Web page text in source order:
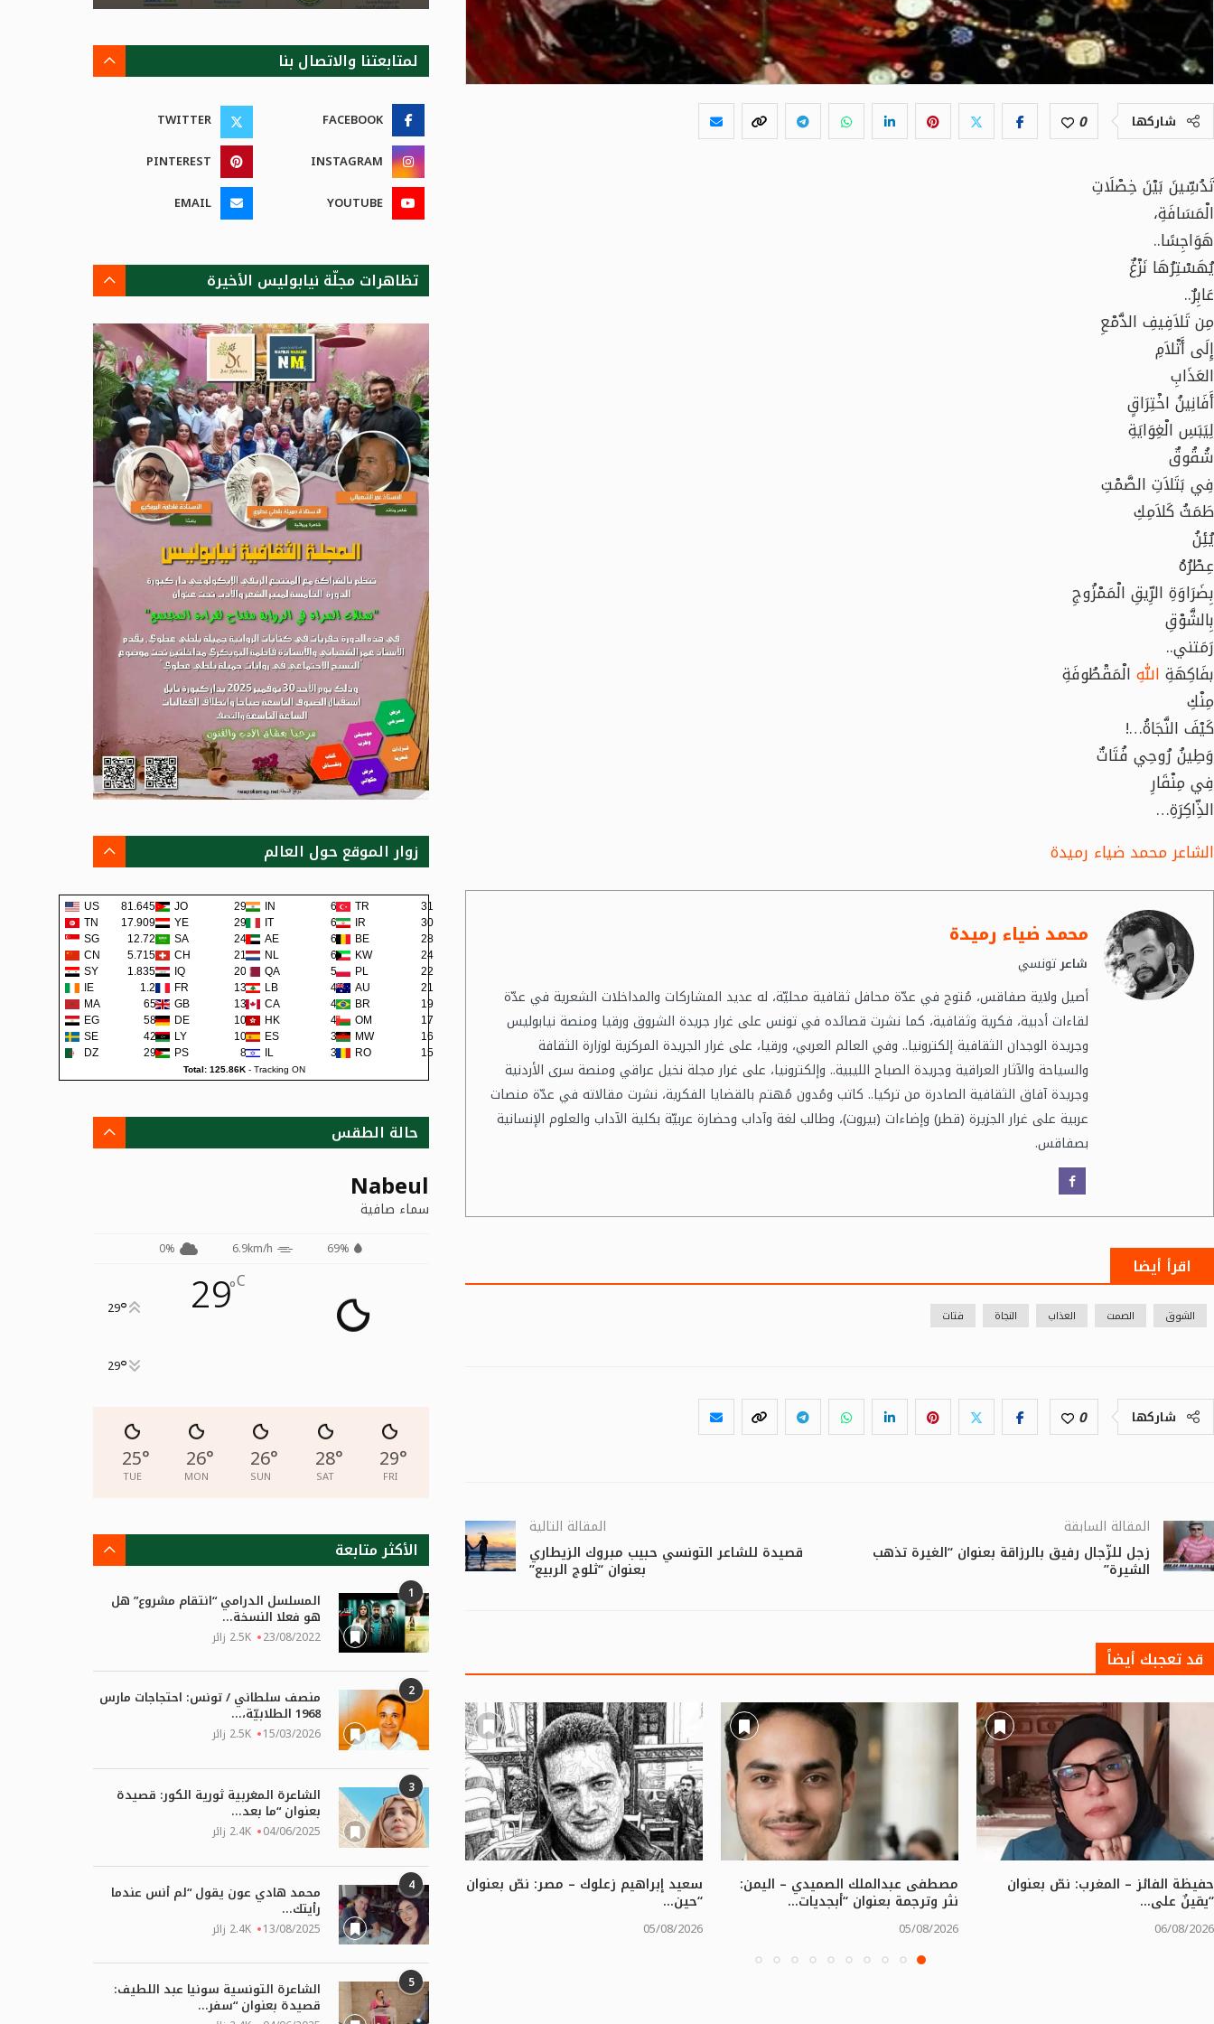
شاركها 0
تَدُسِّينَ بَيْنَ خِصْلَاتِ
الْمَسَافَةِ،
هَوَاجِسًا..
يُهَسْتِرُهَا نَزْغٌ
عَابِرٌ..
مِن تَلاَفِيفِ الدَّمْعِ
إِلَى أَتْلاَمِ
العَذَابِ
أَفَانِينُ اخْتِرَاقٍ
لِيَبَسِ الْغِوَايَةِ
شُقُوقٌ
فِي بَتَلاَتِ الصَّمْتِ
طَمَثُ كَلاَمِكِ
يُئِنُ
عِطْرُهُ
بِضَرَاوَةِ الرِّيقِ الْمَمْزُوجِ
بِالشَّوْقِ
رَمَتني..
بفَاكِهَةِ اللّٰهِ الْمَقْطُوفَةِ
مِنْكِ
كَيْفَ النَّجَاةُ…!
وَطِينُ رُوحِي فُتَاتٌ
فِي مِنْقَارِ
الذِّاكِرَةِ…
الشاعر محمد ضياء رميدة
محمد ضياء رميدة
شاعرتونسي
أصيل ولاية صفاقس، مُتوج في عدّة محافل ثقافية محليّة، له عديد المشاركات والمداخلات الشعرية في عدّة
لقاءات أدبية، فكرية وثقافية، كما نشرت قصائده في تونس على غرار جريدة الشروق ورقيا ومنصة نيابوليس
وجريدة الوجدان الثقافية إلكترونيا.. وفي العالم العربي، ورقيا، على غرار الجريدة المركزية لوزارة الثقافة
والسياحة والآثار العراقية وجريدة الصباح الليبية.. وإلكترونيا، على غرار مجلة نخيل عراقي ومنصة سرى الأردنية
وجريدة آفاق الثقافية الصادرة من تركيا.. كاتب ومُدون مُهتم بالقضايا الفكرية، نشرت مقالاته في عدّة منصات
عربية على غرار الجزيرة (قطر) وإضاءات (بيروت)، وطالب لغة وآداب وحضارة عربيّة بكلية الآداب والعلوم الإنسانية
بصفاقس.
اقرأ أيضا
الشوق الصمت العذاب النجاة فتات
شاركها 0
المقالة السابقة
زجل للزّجال رفيق بالرزاقة بعنوان “الغيرة تذهب
الشيرة”
المقالة التالية
قصيدة للشاعر التونسي حبيب مبروك الزيطاري
بعنوان “ثلوج الربيع”
قد تعجبك أيضاً
حفيظة الفائز – المغرب: نصّ بعنوان
“يقينٌ على...
06/08/2026
مصطفى عبدالملك الصميدي – اليمن:
نثر وترجمة بعنوان “أبجديات...
05/08/2026
سعيد إبراهيم زعلوك – مصر: نصّ بعنوان
“حين...
05/08/2026
ثورية الكور – المغرب: نصّ بعنوان “على
حافة...
03/08/2026
زينب شاكر – المغرب: نصّ بعنوان
“كتبتك”
لمتابعتنا والاتصال بنا
FACEBOOK
TWITTER
INSTAGRAM
PINTEREST
YOUTUBE
EMAIL
تظاهرات مجلّة نيابوليس الأخيرة
زوار الموقع حول العالم
US 81.645K JO 292 IN 67 TR
31
TN
17.909K YE 290 IT 62 IR
30
SG
12.72K SA 242 AE 62 BE
28
CN
5.715K CH 219 NL 60 KW
24
SY
1.835K IQ 200 QA 57 PL
22
IE
1.2K FR 138 LB 48 AU
21
MA
659 GB 131 CA 45 BR
19
EG
581 DE 108 HK 42 OM
17
SE
422 LY 105 ES 38 MW
16
DZ
295 PS 80 IL 36 RO 15
Total: 125.86K- Tracking ON
حالة الطقس
Nabeul
سماء صافية
69%
6.9km/h
0%
29°C
29°
29°
29°
FRI
28°
SAT
26°
SUN
26°
MON
25°
TUE
الأكثر متابعة
1 المسلسل الدرامي “انتقام مشروع” هل
هو فعلا النسخة...
23/08/2022 2.5K زائر
2 منصف سلطاني / تونس: احتجاجات مارس
1968 الطلابيّة،...
15/03/2026 2.5K زائر
3 الشاعرة المغربية ثورية الكور: قصيدة
بعنوان “ما بعد...
04/06/2025 2.4K زائر
4 محمد هادي عون يقول “لم أنس عندما
رأيتك...
13/08/2025 2.4K زائر
5 الشاعرة التونسية سونيا عبد اللطيف:
قصيدة بعنوان “سفر...